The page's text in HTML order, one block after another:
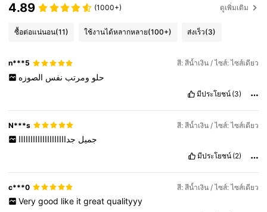
4.89 (1000+) ดูเพิ่มเติม
ซื้อต่อแน่นอน(11) ใช้งานได้หลากหลาย(100+) ส่งเร็ว(3)
n***5 สี: สีน้ำเงิน / ไซส์: ไซส์เดียว
حلو ومرتب نفس الصوزه
มีประโยชน์ (3)
N***s สี: สีน้ำเงิน / ไซส์: ไซส์เดียว
جميل جداااااااااااااااااااا
มีประโยชน์ (2)
c***0 สี: สีน้ำเงิน / ไซส์: ไซส์เดียว
Very good like it great qualityyy